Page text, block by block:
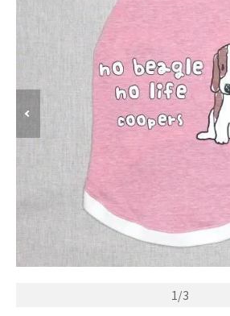
1 /3